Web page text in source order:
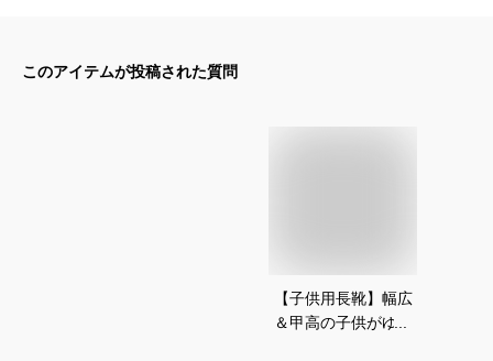
このアイテムが投稿された質問
【子供用長靴】幅広
＆甲高の子供がゆっ